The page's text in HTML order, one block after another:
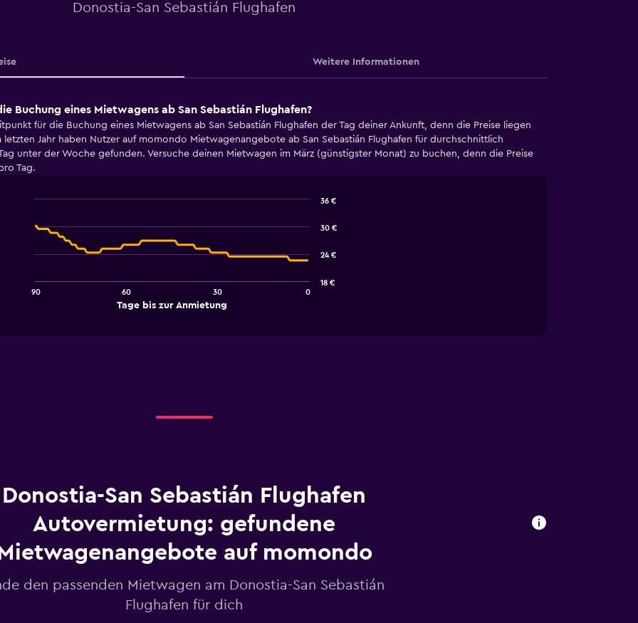
Donostia-San Sebastián Flughafen
Weitere Informationen
Buchung eines Mietwagens ab San Sebastián Flughafen?
für die Buchung eines Mietwagens ab San Sebastián Flughafen der Tag deiner Ankunft, denn die Preise liegen
Jahr haben Nutzer auf momondo Mietwagenangebote ab San Sebastián Flughafen für durchschnittlich
unter der Woche gefunden. Versuche deinen Mietwagen im März (günstigster Monat) zu buchen, denn die Preise
Tag.
chart
The
chart
has
axis
values.
Range:
graphic.
Tage bis zur Anmietung
90 60 30 0
18 €
24 €
30 €
36 €
Donostia-San Sebastián Flughafen
Autovermietung: gefundene
auf momondo
den passenden Mietwagen am Donostia-San Sebastián
Flughafen für dich